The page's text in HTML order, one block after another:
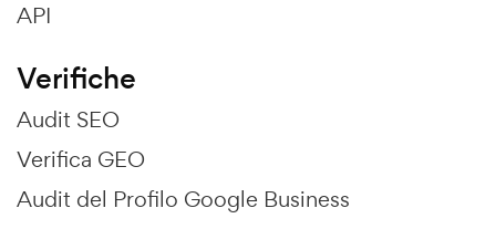
API
Verifiche
Audit SEO
Verifica GEO
Audit del Profilo Google Business